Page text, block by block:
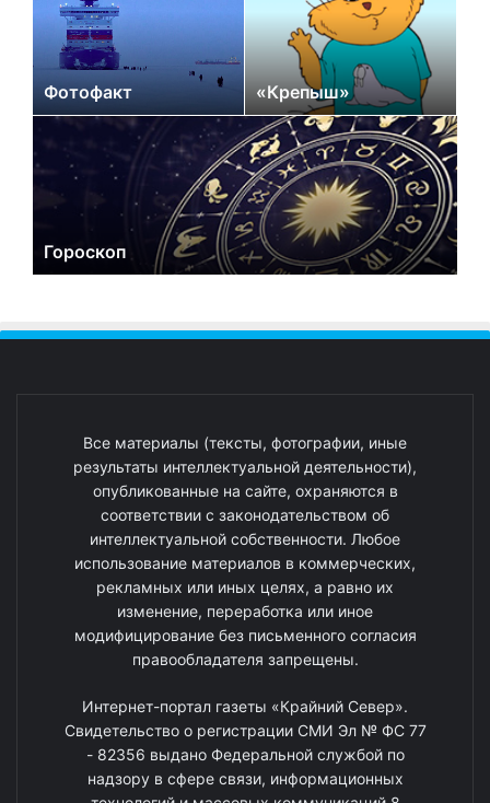
Фотофакт «Крепыш»
Гороскоп
Все материалы (тексты, фотографии, иные
результаты интеллектуальной деятельности),
опубликованные на сайте, охраняются в
соответствии с законодательством об
интеллектуальной собственности. Любое
использование материалов в коммерческих,
рекламных или иных целях, а равно их
изменение, переработка или иное
модифицирование без письменного согласия
правообладателя запрещены.
Интернет-портал газеты «Крайний Север».
Свидетельство о регистрации СМИ Эл № ФС 77
- 82356 выдано Федеральной службой по
надзору в сфере связи, информационных